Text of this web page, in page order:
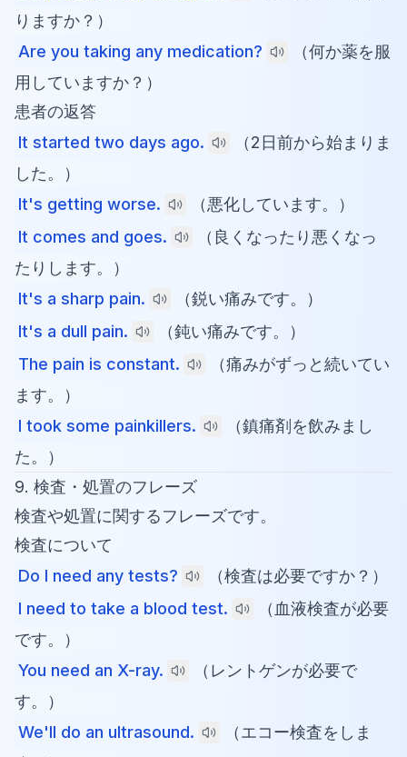
りますか？）
Are you taking any medication?
（何か薬を服
用していますか？）
患者の返答
It started two days ago.
（2日前から始まりま
した。）
It's getting worse.
（悪化しています。）
It comes and goes.
（良くなったり悪くなっ
たりします。）
It's a sharp pain.
（鋭い痛みです。）
It's a dull pain.
（鈍い痛みです。）
The pain is constant.
（痛みがずっと続いてい
ます。）
I took some painkillers.
（鎮痛剤を飲みまし
た。）
9. 検査・処置のフレーズ
検査や処置に関するフレーズです。
検査について
Do I need any tests?
（検査は必要ですか？）
I need to take a blood test.
（血液検査が必要
です。）
You need an X-ray.
（レントゲンが必要で
す。）
We'll do an ultrasound.
（エコー検査をしま